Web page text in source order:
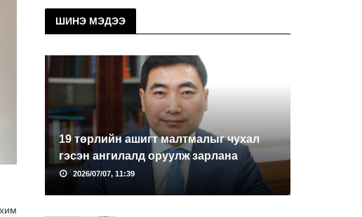
ШИНЭ МЭДЭЭ
19 төрлийн ашигт малтмалыг чухал
гэсэн ангилалд оруулж зарлана
2026/07/07, 11:39